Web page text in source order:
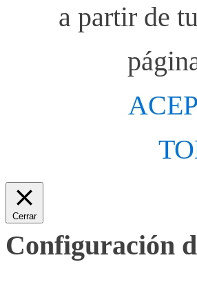
a partir de
Cerrar
Configuración